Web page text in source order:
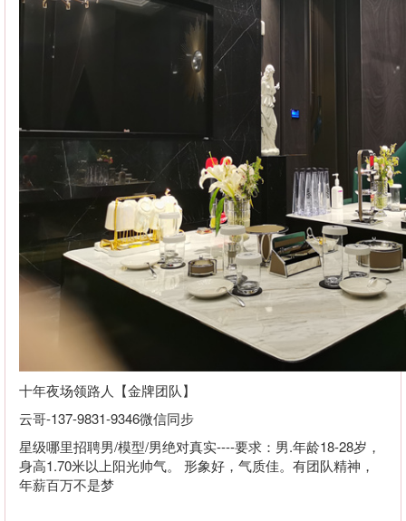
十年夜场领路人【金牌团队】
云哥-137-9831-9346微信同步
星级哪里招聘男/模型/男绝对真实----要求：男.年龄18-28岁，
身高1.70米以上阳光帅气。 形象好，气质佳。有团队精神，
年薪百万不是梦